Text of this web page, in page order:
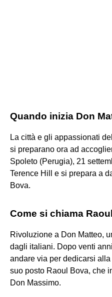
Quando inizia Don
La città e gli appassionati
si preparano ora ad
Spoleto (Perugia), 21
Terence Hill e si prepara a
Bova.
Come si chiama
Rivoluzione a Don Matteo,
dagli italiani. Dopo venti
andare via per dedicarsi
suo posto Raoul Bova, che
Don Massimo.